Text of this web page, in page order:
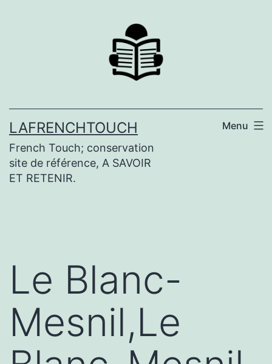
LAFRENCHTOUCH
French Touch; conservation
site de référence, A SAVOIR
ET RETENIR.
Menu
Le Blanc-
Mesnil,Le